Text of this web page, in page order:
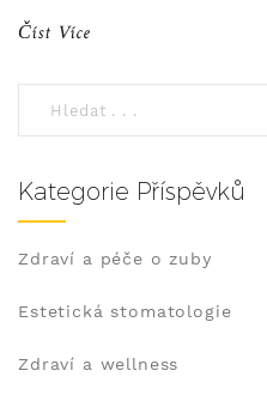
a zodpoví často kladené
implantátem.
Číst Více
Kategorie Příspěvků
Zdraví a péče o zuby
Estetická stomatologie
Zdraví a wellness